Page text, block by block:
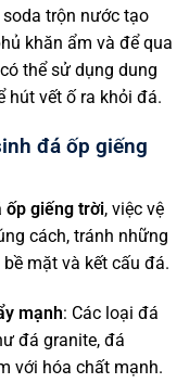
trộn nước tạo
khăn ẩm và để qua
thể sử dụng dung
hút vết ố ra khỏi đá.
đá ốp giếng
ốp giếng trời, việc vệ
cách, tránh những
mặt và kết cấu đá.
mạnh: Các loại đá
đá granite, đá
với hóa chất mạnh.